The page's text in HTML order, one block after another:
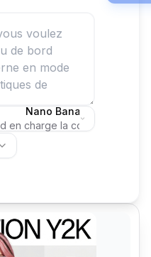
Nano Banana 2
en charge la composition